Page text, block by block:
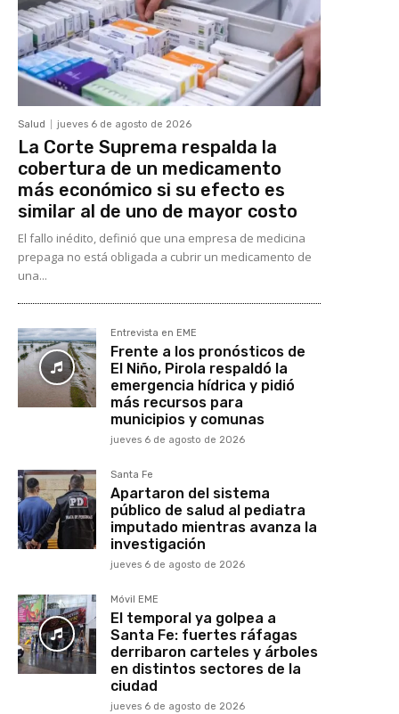
Salud jueves 6 de agosto de 2026
La Corte Suprema respalda la
cobertura de un medicamento
más económico si su efecto es
similar al de uno de mayor costo
El fallo inédito, definió que una empresa de medicina
prepaga no está obligada a cubrir un medicamento de
una...
Entrevista en EME
Frente a los pronósticos de
El Niño, Pirola respaldó la
emergencia hídrica y pidió
más recursos para
municipios y comunas
jueves 6 de agosto de 2026
Santa Fe
Apartaron del sistema
público de salud al pediatra
imputado mientras avanza la
investigación
jueves 6 de agosto de 2026
Móvil EME
El temporal ya golpea a
Santa Fe: fuertes ráfagas
derribaron carteles y árboles
en distintos sectores de la
ciudad
jueves 6 de agosto de 2026